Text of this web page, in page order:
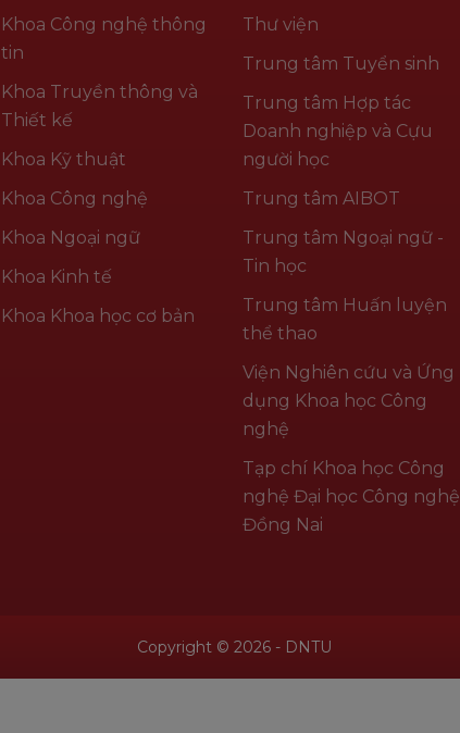
Khoa Công nghệ thông
tin
Khoa Truyền thông và
Thiết kế
Khoa Kỹ thuật
Khoa Công nghệ
Khoa Ngoại ngữ
Khoa Kinh tế
Khoa Khoa học cơ bản
Thư viện
Trung tâm Tuyển sinh
Trung tâm Hợp tác
Doanh nghiệp và Cựu
người học
Trung tâm AIBOT
Trung tâm Ngoại ngữ -
Tin học
Trung tâm Huấn luyện
thể thao
Viện Nghiên cứu và Ứng
dụng Khoa học Công
nghệ
Tạp chí Khoa học Công
nghệ Đại học Công nghệ
Đồng Nai
Copyright © 2026 - DNTU